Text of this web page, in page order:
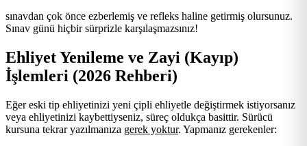
sınavdan çok önce ezberlemiş ve refleks haline getirmiş olursunuz.
Sınav günü hiçbir sürprizle karşılaşmazsınız!
Ehliyet Yenileme ve Zayi (Kayıp)
İşlemleri (2026 Rehberi)
Eğer eski tip ehliyetinizi yeni çipli ehliyetle değiştirmek istiyorsanız
veya ehliyetinizi kaybettiyseniz, süreç oldukça basittir. Sürücü
kursuna tekrar yazılmanıza gerek yoktur. Yapmanız gerekenler: